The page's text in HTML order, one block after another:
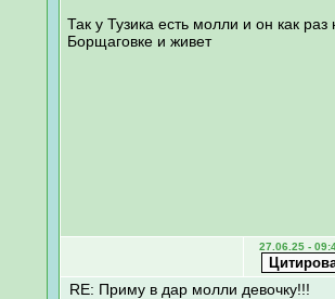
Так у Тузика есть молли и он как раз
Борщаговке и живет
27.06.25 -
RE: Приму в дар молли девочку!!!